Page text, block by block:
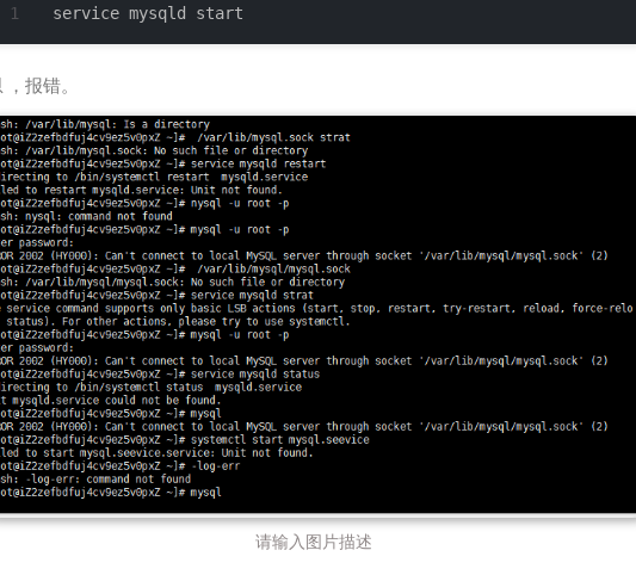
service mysqld start
，报错。
请输入图片描述